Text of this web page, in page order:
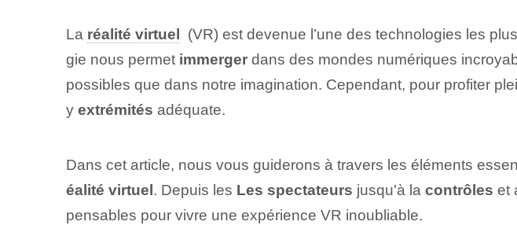
La réalité virtuel
(VR) est devenue l’une des technologies les
gie nous permet immergerdans des mondes numériques
possibles que dans notre imagination. Cependant, pour profiter
y extrémités adéquate.
Dans cet article, nous vous guiderons à travers les éléments
éalité virtuel. Depuis les Les spectateurs jusqu'à la contrôles et
pensables pour vivre une expérience VR inoubliable.